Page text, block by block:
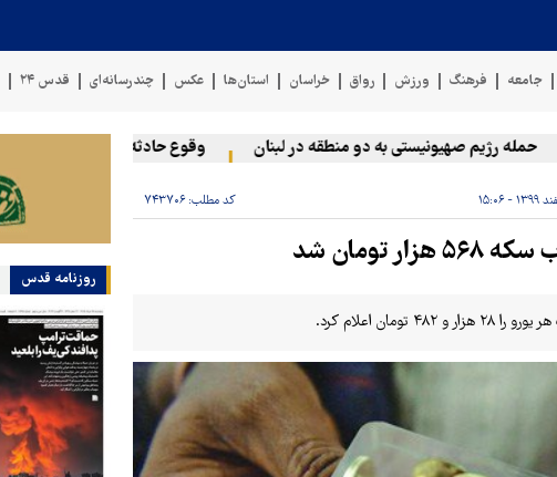
جامعه فرهنگ ورزش رواق خراسان استان‌ها عکس چندرسانه‌ای قدس ۲۴
حمله رژیم صهیونیستی به دو منطقه در لبنان وقوع حادثه دریایی در سواحل عمان
کد مطلب: ۷۴۳۷۰۶
روزنامه قدس